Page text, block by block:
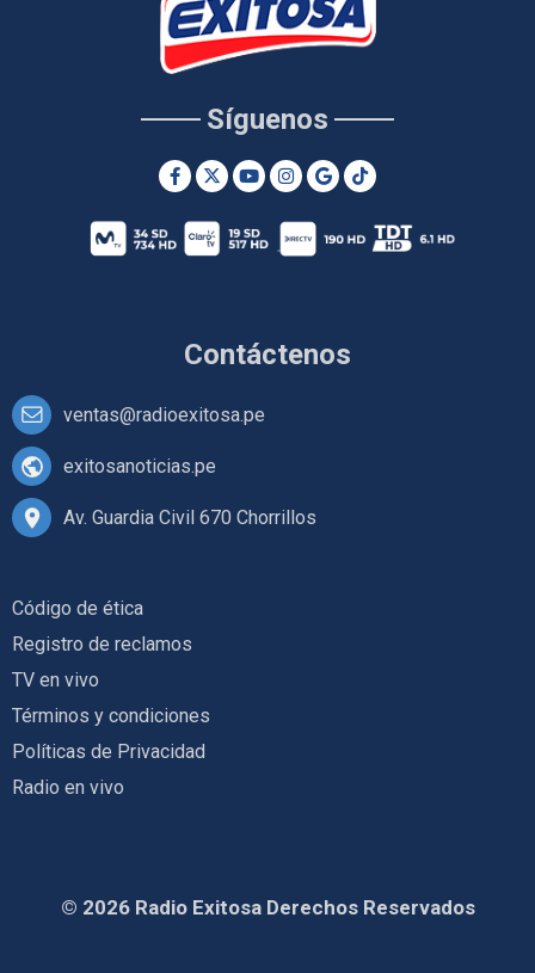
Contáctenos
ventas@radioexitosa.pe
exitosanoticias.pe
Av. Guardia Civil 670 Chorrillos
Síguenos
Código de ética
Registro de reclamos
TV en vivo
Términos y condiciones
Políticas de Privacidad
Radio en vivo
© 2026 Radio Exitosa Derechos Reservados